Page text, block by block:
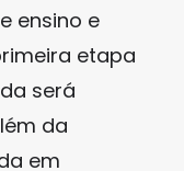
ensino e
etapa
será
da
em